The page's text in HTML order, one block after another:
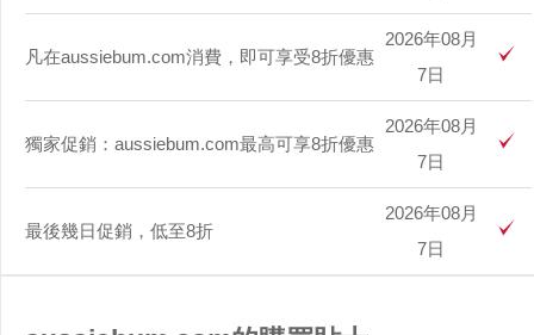
凡在aussiebum.com消費，即可享受8折優惠
2026年08月
7日
獨家促銷：aussiebum.com最高可享8折優惠
2026年08月
7日
最後幾日促銷，低至8折
2026年08月
7日